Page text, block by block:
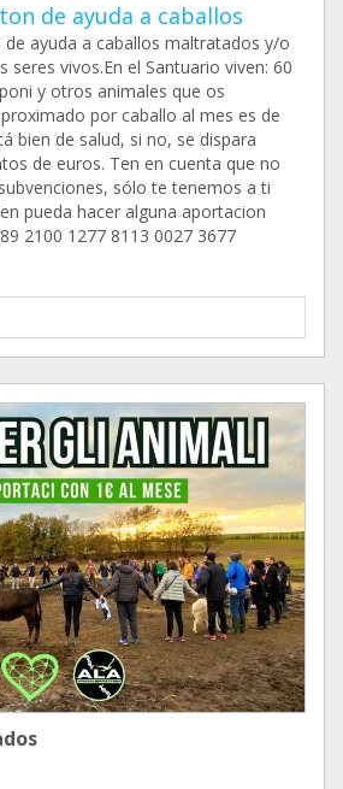
de ayuda a caballos
de ayuda a caballos maltratados y/o
seres vivos.En el Santuario viven: 60
y otros animales que os
por caballo al mes es de
bien de salud, si no, se dispara
de euros. Ten en cuenta que no
sólo te tenemos a ti
pueda hacer alguna aportacion
2100 1277 8113 0027 3677